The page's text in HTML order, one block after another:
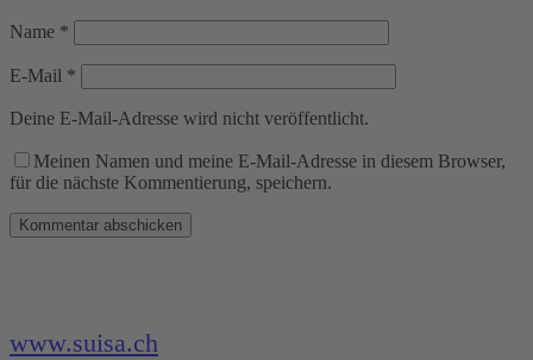
Name *
E-Mail *
Deine E-Mail-Adresse wird nicht veröffentlicht.
Meinen Namen und meine E-Mail-Adresse in diesem Browser,
für die nächste Kommentierung, speichern.
www.suisa.ch